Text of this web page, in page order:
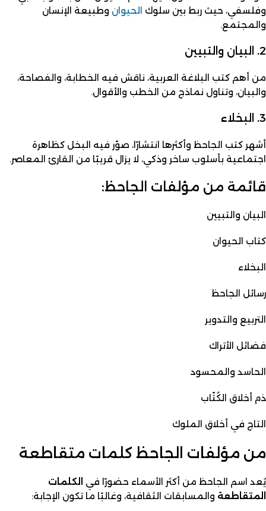
وفلسفي، حيث ربط بين سلوك الحيوان وطبيعة الإنسان
والمجتمع.
2. البيان والتبيين
من أهم كتب البلاغة العربية، ناقش فيه الخطابة، والفصاحة،
والبيان، وتناول نماذج من الخطب والأقوال.
3. البخلاء
أشهر كتب الجاحظ وأكثرها انتشارًا، صوّر فيه البخل كظاهرة
اجتماعية بأسلوب ساخر وذكي، لا يزال قريبًا من القارئ المعاصر.
قائمة من مؤلفات الجاحظ:
البيان والتبيين
كتاب الحيوان
البخلاء
رسائل الجاحظ
التربيع والتدوير
فضائل الأتراك
الحاسد والمحسود
ذم أخلاق الكُتّاب
التاج في أخلاق الملوك
من مؤلفات الجاحظ كلمات متقاطعة
يُعد اسم الجاحظ من أكثر الأسماء حضورًا في
الكلمات
المتقاطعة والمسابقات الثقافية، وغالبًا ما تكون الإجابة: